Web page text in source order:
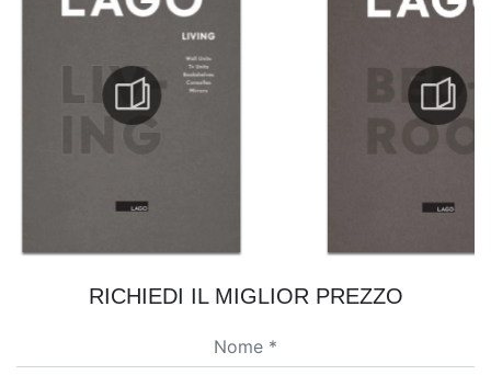
RICHIEDI IL MIGLIOR PREZZO